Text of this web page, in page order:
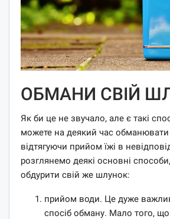
ОБМАНИ СВІЙ
Як би це не звучало, але є такі
можете на деякий час
відтягуючи прийом їжі в
розглянемо деякі основні
обдурити свій же шлунок:
прийом води. Це дуже
спосіб обману. Мало того,